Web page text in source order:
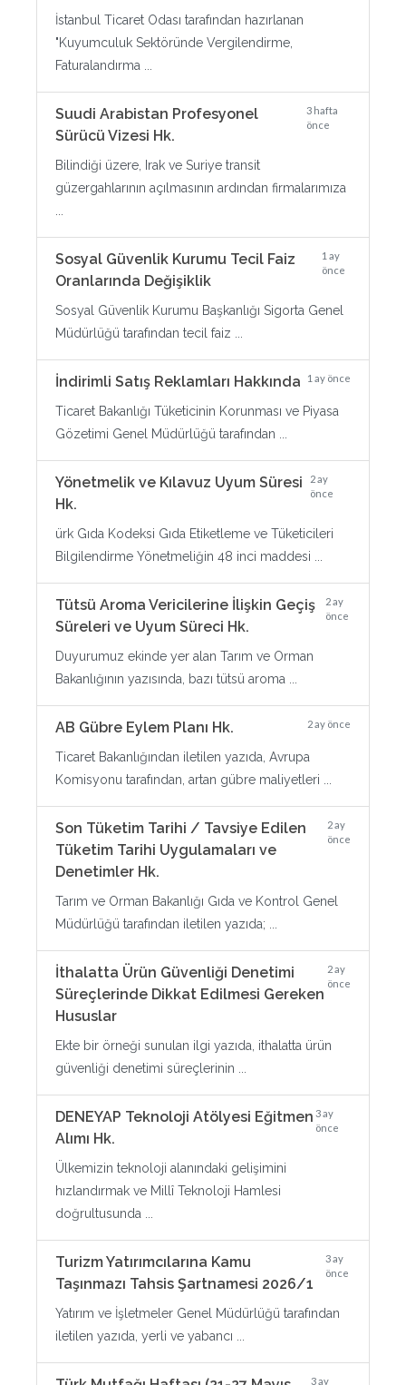
İstanbul Ticaret Odası tarafından hazırlanan
"Kuyumculuk Sektöründe Vergilendirme,
Faturalandırma ...
Suudi Arabistan Profesyonel
Sürücü Vizesi Hk.
3 hafta
önce
Bilindiği üzere, Irak ve Suriye transit
güzergahlarının açılmasının ardından firmalarımıza
Sosyal Güvenlik Kurumu Tecil Faiz
Oranlarında Değişiklik
1 ay
önce
Sosyal Güvenlik Kurumu Başkanlığı Sigorta Genel
Müdürlüğü tarafından tecil faiz ...
İndirimli Satış Reklamları Hakkında 1 ay önce
Ticaret Bakanlığı Tüketicinin Korunması ve Piyasa
Gözetimi Genel Müdürlüğü tarafından ...
Yönetmelik ve Kılavuz Uyum Süresi
Hk.
2 ay
önce
ürk Gıda Kodeksi Gıda Etiketleme ve Tüketicileri
Bilgilendirme Yönetmeliğin 48 inci maddesi ...
Tütsü Aroma Vericilerine İlişkin Geçiş
Süreleri ve Uyum Süreci Hk.
2 ay
önce
Duyurumuz ekinde yer alan Tarım ve Orman
Bakanlığının yazısında, bazı tütsü aroma ...
AB Gübre Eylem Planı Hk. 2 ay önce
Ticaret Bakanlığından iletilen yazıda, Avrupa
Komisyonu tarafından, artan gübre maliyetleri ...
Son Tüketim Tarihi / Tavsiye Edilen
Tüketim Tarihi Uygulamaları ve
Denetimler Hk.
2 ay
önce
Tarım ve Orman Bakanlığı Gıda ve Kontrol Genel
Müdürlüğü tarafından iletilen yazıda; ...
İthalatta Ürün Güvenliği Denetimi
Süreçlerinde Dikkat Edilmesi Gereken
Hususlar
2 ay
önce
Ekte bir örneği sunulan ilgi yazıda, ithalatta ürün
güvenliği denetimi süreçlerinin ...
DENEYAP Teknoloji Atölyesi Eğitmen
Alımı Hk.
3 ay
önce
Ülkemizin teknoloji alanındaki gelişimini
hızlandırmak ve Millî Teknoloji Hamlesi
doğrultusunda ...
Turizm Yatırımcılarına Kamu
Taşınmazı Tahsis Şartnamesi 2026/1
3 ay
önce
Yatırım ve İşletmeler Genel Müdürlüğü tarafından
iletilen yazıda, yerli ve yabancı ...
3 ay